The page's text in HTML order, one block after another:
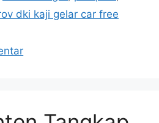
dki kaji gelar car free